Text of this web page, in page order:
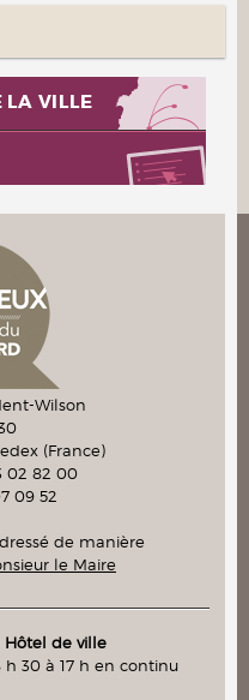
LA VILLE
Wilson
(France)
02 82 00
09 52
de manière
le Maire
de ville
30 à 17 h en continu